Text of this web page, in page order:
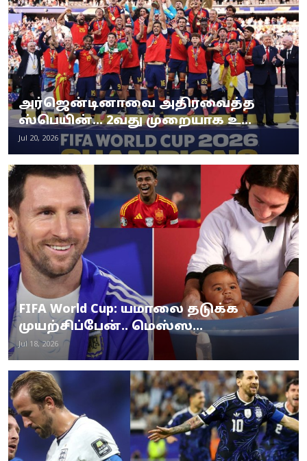
அர்ஜென்டினாவை அதிரவைத்த
ஸ்பெயின்... 2வது முறையாக உ...
Jul 20, 2026
FIFA World Cup: யமாலை தடுக்க
முயற்சிப்பேன்.. மெஸ்ஸ...
Jul 18, 2026